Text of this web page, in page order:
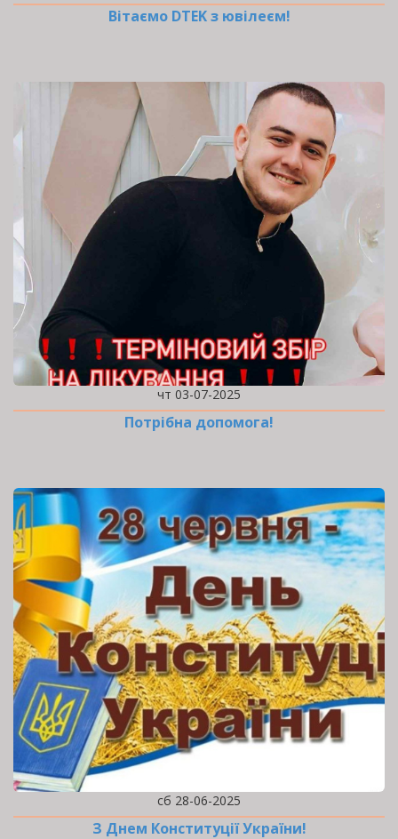
Вітаємо DTEK з ювілеєм!
чт 03-07-2025
Потрібна допомога!
сб 28-06-2025
З Днем Конституції України!